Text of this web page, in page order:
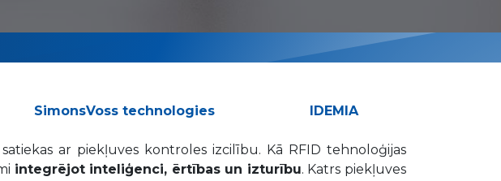
SimonsVoss technologies IDEMIA
ar piekļuves kontroles izcilību. Kā RFID tehnoloģijas
integrējot inteliģenci, ērtības un izturību. Katrs piekļuves